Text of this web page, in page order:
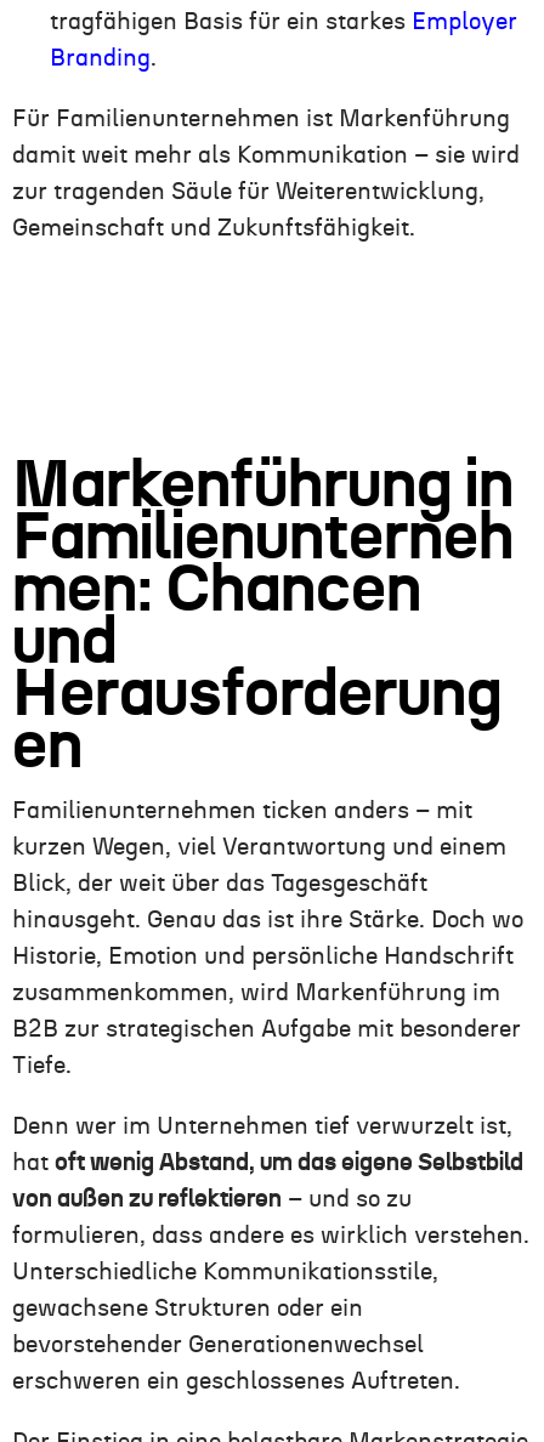
tragfähigen Basis für ein starkes Employer
Branding.
Für Familienunternehmen ist Markenführung
damit weit mehr als Kommunikation – sie wird
zur tragenden Säule für Weiterentwicklung,
Gemeinschaft und Zukunftsfähigkeit.
Markenführung in
Familienunterneh
men: Chancen
und
Herausforderung
en
Familienunternehmen ticken anders – mit
kurzen Wegen, viel Verantwortung und einem
Blick, der weit über das Tagesgeschäft
hinausgeht. Genau das ist ihre Stärke. Doch wo
Historie, Emotion und persönliche Handschrift
zusammenkommen, wird Markenführung im
B2B zur strategischen Aufgabe mit besonderer
Tiefe.
Denn wer im Unternehmen tief verwurzelt ist,
hat oft wenig Abstand, um das eigene Selbstbild
von außen zu reflektieren – und so zu
formulieren, dass andere es wirklich verstehen.
Unterschiedliche Kommunikationsstile,
gewachsene Strukturen oder ein
bevorstehender Generationenwechsel
erschweren ein geschlossenes Auftreten.